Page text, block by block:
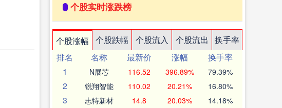
个股实时涨跌榜
个股涨幅 个股跌幅 个股流入 个股流出
换手率
排名
名称 最新价 涨幅
换手率
1
N展芯 116.52 396.89% 79.39%
2 锐翔智能 110.02 20.21% 16.80%
3 志特新材 14.8 20.03% 14.18%